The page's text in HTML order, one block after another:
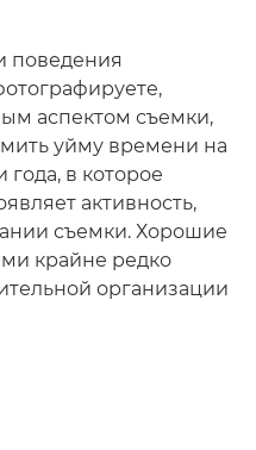
поведения
аспектом съемки,
уйму времени на
в которое
активность,
съемки. Хорошие
крайне редко
организации